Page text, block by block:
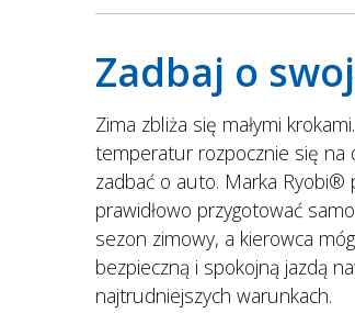
Zadbaj o
Zima zbliża się małymi
temperatur rozpocznie się na
zadbać o auto. Marka Ryobi®
prawidłowo przygotować
sezon zimowy, a kierowca
bezpieczną i spokojną jazdą
najtrudniejszych warunkach.